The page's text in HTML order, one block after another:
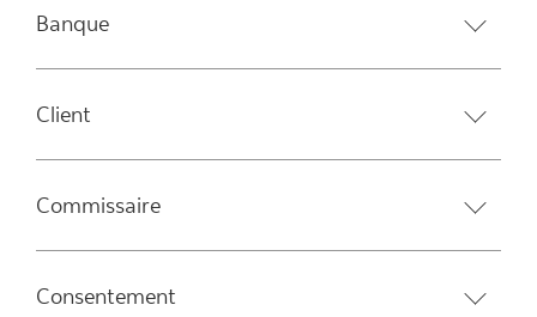
Banque
Client
Commissaire
Consentement